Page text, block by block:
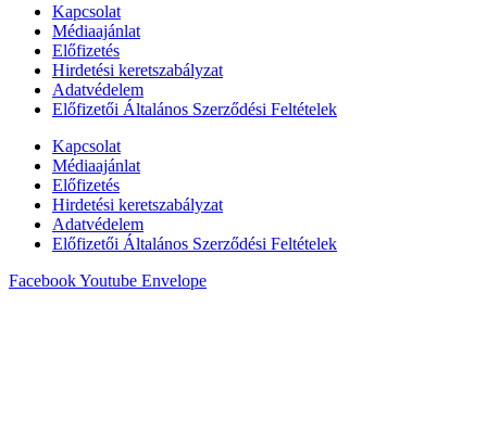
Kapcsolat
Médiaajánlat
Előfizetés
Hirdetési keretszabályzat
Adatvédelem
Előfizetői Általános Szerződési Feltételek
Kapcsolat
Médiaajánlat
Előfizetés
Hirdetési keretszabályzat
Adatvédelem
Előfizetői Általános Szerződési Feltételek
FacebookYoutube Envelope